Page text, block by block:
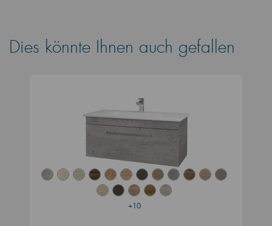
Dies könnte Ihnen auch gefallen
+10